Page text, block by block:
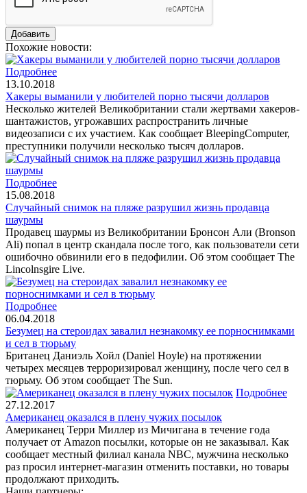
Похожие новости:
Подробнее
13.10.2018
Хакеры выманили у любителей порно тысячи долларов
Несколько жителей Великобритании стали жертвами хакеров-
шантажистов, угрожавших распространить личные
видеозаписи с их участием. Как сообщает BleepingComputer,
преступники получили несколько тысяч долларов.
Подробнее
15.08.2018
Случайный снимок на пляже разрушил жизнь продавца
шаурмы
Продавец шаурмы из Великобритании Бронсон Али (Bronson
Ali) попал в центр скандала после того, как пользователи сети
ошибочно обвинили его в педофилии. Об этом сообщает The
Lincolnsgire Live.
Подробнее
06.04.2018
Безумец на стероидах завалил незнакомку ее порноснимками
и сел в тюрьму
Британец Даниэль Хойл (Daniel Hoyle) на протяжении
четырех месяцев терроризировал женщину, после чего сел в
тюрьму. Об этом сообщает The Sun.
Подробнее
27.12.2017
Американец оказался в плену чужих посылок
Американец Терри Миллер из Мичигана в течение года
получает от Amazon посылки, которые он не заказывал. Как
сообщает местный филиал канала NBC, мужчина несколько
раз просил интернет-магазин отменить поставки, но товары
продолжают приходить.